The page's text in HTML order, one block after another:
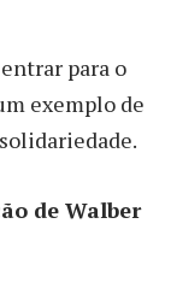
para o
exemplo de
de Walber